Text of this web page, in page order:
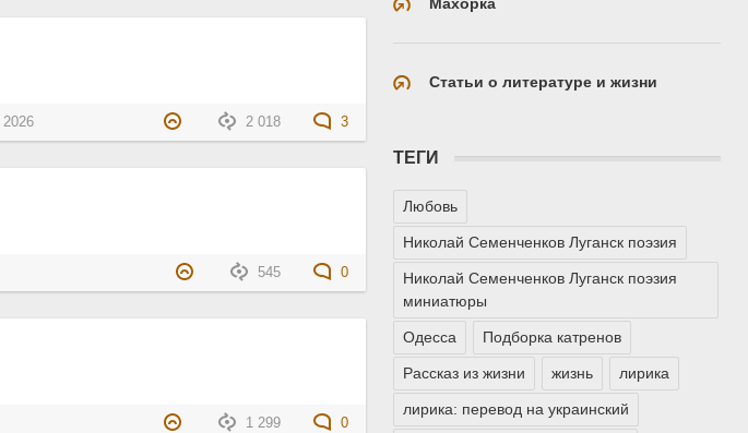
2 018 3
545 0
1 299 0
Статьи о литературе и жизни
ТЕГИ
Любовь
Николай Семенченков Луганск поэзия
Николай Семенченков Луганск поэзия
миниатюры
Одесса Подборка катренов
Рассказ из жизни жизнь лирика
лирика: перевод на украинский